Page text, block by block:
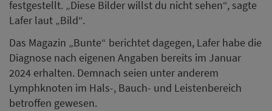
festgestellt. „Diese Bilder willst du nicht sehen“, sagte
Lafer laut „Bild“.
Das Magazin „Bunte“ berichtet dagegen, Lafer habe die
Diagnose nach eigenen Angaben bereits im Januar
2024 erhalten. Demnach seien unter anderem
Lymphknoten im Hals-, Bauch- und Leistenbereich
betroffen gewesen.